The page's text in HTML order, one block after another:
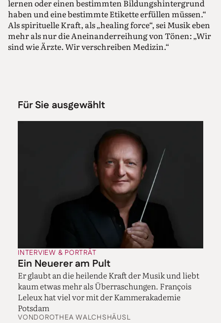
lernen oder einen bestimmten Bildungshintergrund
haben und eine bestimmte Etikette erfüllen müssen.“
Als spirituelle Kraft, als „healing force“, sei Musik eben
mehr als nur die Aneinanderreihung von Tönen: „Wir
sind wie Ärzte. Wir verschreiben Medizin.“
Für Sie ausgewählt
INTERVIEW & PORTRÄT
Ein Neuerer am Pult
Er glaubt an die heilende Kraft der Musik und liebt
kaum etwas mehr als Überraschungen. François
Leleux hat viel vor mit der Kammerakademie
Potsdam
VONDOROTHEA WALCHSHÄUSL